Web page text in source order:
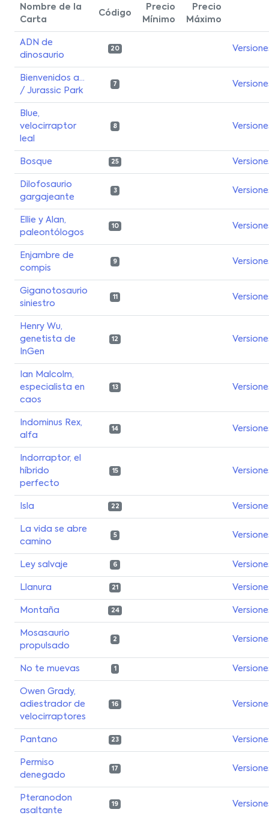
Nombre de la
Carta
Código
Precio
Mínimo
Precio
Máximo
ADN de
dinosaurio
20
Bienvenidos a...
/ Jurassic Park
7
Blue,
velocirraptor
leal
8
Bosque 25
Dilofosaurio
gargajeante
3
Ellie y Alan,
paleontólogos
10
Enjambre de
compis
9
Giganotosaurio
siniestro
11
Henry Wu,
genetista de
InGen
12
Ian Malcolm,
especialista en
caos
13
Indominus Rex,
alfa
14
Indorraptor, el
híbrido
perfecto
15
Isla 22
La vida se abre
camino
5
Ley salvaje 6
Llanura 21
Montaña 24
Mosasaurio
propulsado
2
No te muevas 1
Owen Grady,
adiestrador de
velocirraptores
16
Pantano 23
Permiso
denegado
17
Pteranodon
asaltante
19